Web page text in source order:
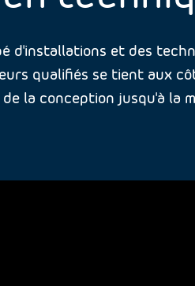
d'installations et des
qualifiés se tient aux
la conception jusqu'à la